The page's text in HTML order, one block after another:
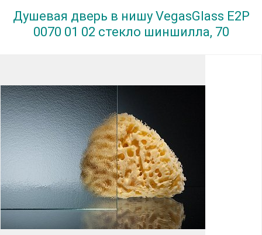
Душевая дверь в нишу VegasGlass E2P
0070 01 02 стекло шиншилла, 70